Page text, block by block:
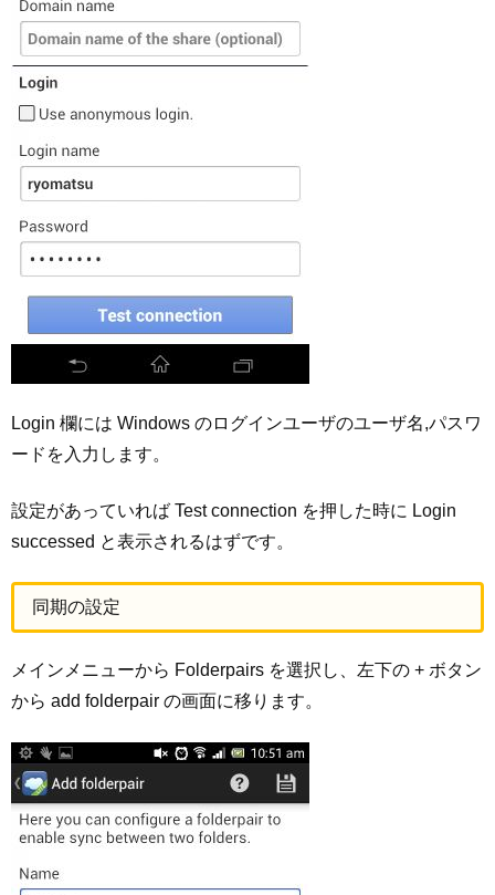
Login 欄には Windows のログインユーザのユーザ名,パスワ
ードを入力します。
設定があっていれば Test connection を押した時に Login
successed と表示されるはずです。
同期の設定
メインメニューから Folderpairs を選択し、左下の + ボタン
から add folderpair の画面に移ります。